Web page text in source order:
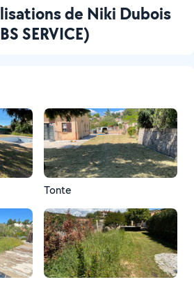
de Niki Dubois
SERVICE)
Tonte